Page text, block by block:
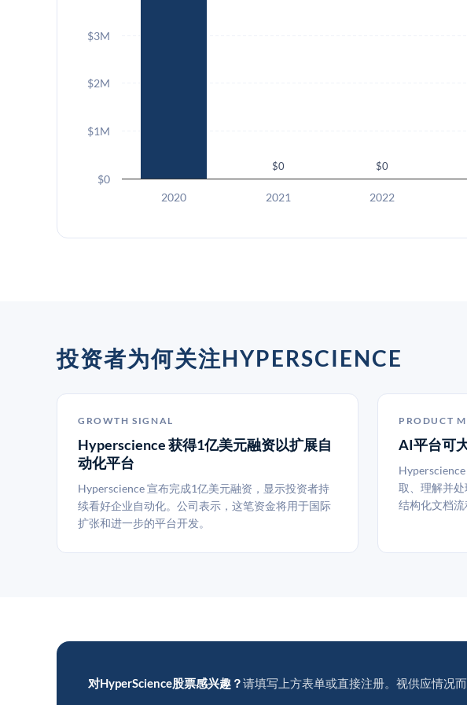
$0 $0
2020 2021 2022
$0
$1M
$2M
$3M
投资者为何关注HYPERSCIENCE
GROWTH SIGNAL
Hyperscience 获得1亿美元融资以扩展自
动化平台
Hyperscience 宣布完成1亿美元融资，显示投资者持
续看好企业自动化。公司表示，这笔资金将用于国际
扩张和进一步的平台开发。
PRODUCT
AI平台可
取、理解并
结构化文档流
对HyperScience股票感兴趣？请填写上方表单或直接注册。视供应情况